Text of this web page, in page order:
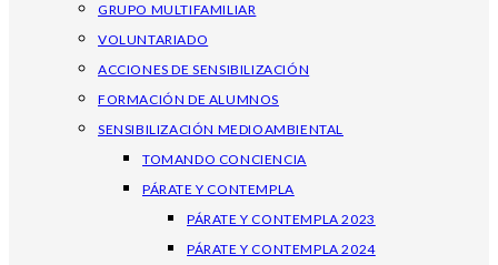
GRUPO MULTIFAMILIAR
VOLUNTARIADO
ACCIONES DE SENSIBILIZACIÓN
FORMACIÓN DE ALUMNOS
SENSIBILIZACIÓN MEDIOAMBIENTAL
TOMANDO CONCIENCIA
PÁRATE Y CONTEMPLA
PÁRATE Y CONTEMPLA 2023
PÁRATE Y CONTEMPLA 2024